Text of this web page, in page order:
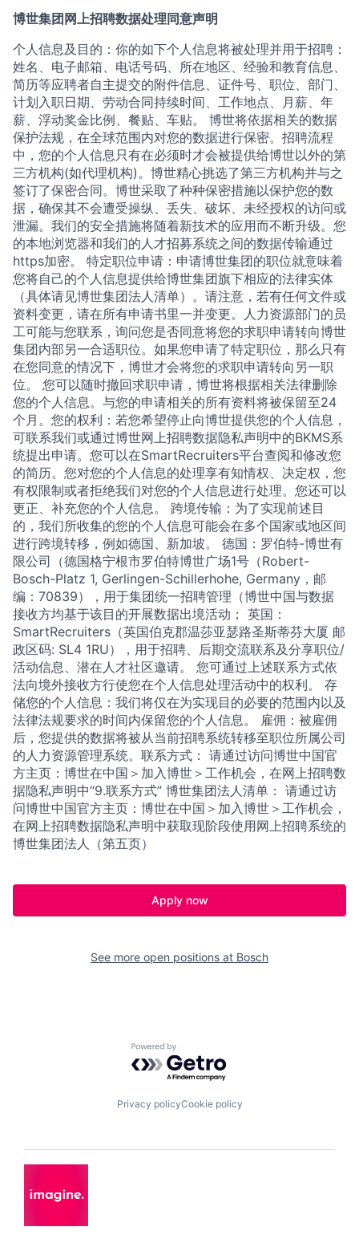
博世集团网上招聘数据处理同意声明
个人信息及目的：你的如下个人信息将被处理并用于招聘：
姓名、电子邮箱、电话号码、所在地区、经验和教育信息、
简历等应聘者自主提交的附件信息、证件号、职位、部门、
计划入职日期、劳动合同持续时间、工作地点、月薪、年
薪、浮动奖金比例、餐贴、车贴。 博世将依据相关的数据
保护法规，在全球范围内对您的数据进行保密。招聘流程
中，您的个人信息只有在必须时才会被提供给博世以外的第
三方机构(如代理机构)。博世精心挑选了第三方机构并与之
签订了保密合同。博世采取了种种保密措施以保护您的数
据，确保其不会遭受操纵、丢失、破坏、未经授权的访问或
泄漏。我们的安全措施将随着新技术的应用而不断升级。您
的本地浏览器和我们的人才招募系统之间的数据传输通过
https加密。 特定职位申请：申请博世集团的职位就意味着
您将自己的个人信息提供给博世集团旗下相应的法律实体
（具体请见博世集团法人清单）。请注意，若有任何文件或
资料变更，请在所有申请书里一并变更。人力资源部门的员
工可能与您联系，询问您是否同意将您的求职申请转向博世
集团内部另一合适职位。如果您申请了特定职位，那么只有
在您同意的情况下，博世才会将您的求职申请转向另一职
位。 您可以随时撤回求职申请，博世将根据相关法律删除
您的个人信息。与您的申请相关的所有资料将被保留至24
个月。您的权利：若您希望停止向博世提供您的个人信息，
可联系我们或通过博世网上招聘数据隐私声明中的BKMS系
统提出申请。您可以在SmartRecruiters平台查阅和修改您
的简历。您对您的个人信息的处理享有知情权、决定权，您
有权限制或者拒绝我们对您的个人信息进行处理。您还可以
更正、补充您的个人信息。 跨境传输：为了实现前述目
的，我们所收集的您的个人信息可能会在多个国家或地区间
进行跨境转移，例如德国、新加坡。 德国：罗伯特-博世有
限公司（德国格宁根市罗伯特博世广场1号（Robert-
Bosch-Platz 1, Gerlingen-Schillerhohe, Germany，邮
编：70839），用于集团统一招聘管理（博世中国与数据
接收方均基于该目的开展数据出境活动； 英国：
SmartRecruiters（英国伯克郡温莎亚瑟路圣斯蒂芬大厦 邮
政区码: SL4 1RU），用于招聘、后期交流联系及分享职位/
活动信息、潜在人才社区邀请。 您可通过上述联系方式依
法向境外接收方行使您在个人信息处理活动中的权利。 存
储您的个人信息：我们将仅在为实现目的必要的范围内以及
法律法规要求的时间内保留您的个人信息。 雇佣：被雇佣
后，您提供的数据将被从当前招聘系统转移至职位所属公司
的人力资源管理系统。联系方式： 请通过访问博世中国官
方主页：博世在中国＞加入博世＞工作机会，在网上招聘数
据隐私声明中“9.联系方式” 博世集团法人清单： 请通过访
问博世中国官方主页：博世在中国＞加入博世＞工作机会，
在网上招聘数据隐私声明中获取现阶段使用网上招聘系统的
博世集团法人（第五页）
Apply now
See more open positions at Bosch
Powered by Getro.com
Privacy policyCookie policy